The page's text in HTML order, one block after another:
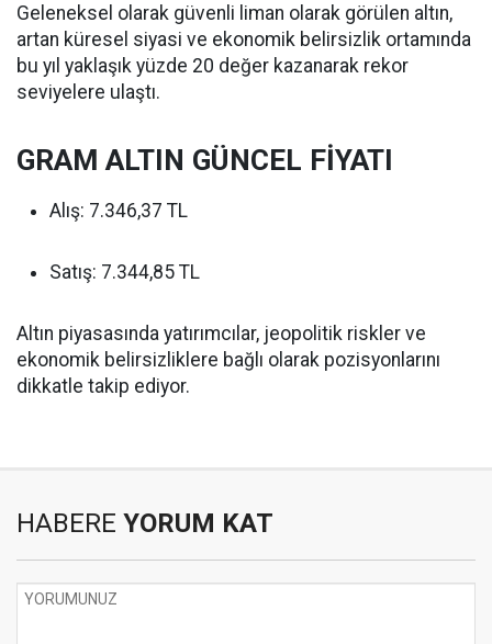
Geleneksel olarak güvenli liman olarak görülen altın,
artan küresel siyasi ve ekonomik belirsizlik ortamında
bu yıl yaklaşık yüzde 20 değer kazanarak rekor
seviyelere ulaştı.
GRAM ALTIN GÜNCEL FİYATI
Alış: 7.346,37 TL
Satış: 7.344,85 TL
Altın piyasasında yatırımcılar, jeopolitik riskler ve
ekonomik belirsizliklere bağlı olarak pozisyonlarını
dikkatle takip ediyor.
HABERE YORUM KAT